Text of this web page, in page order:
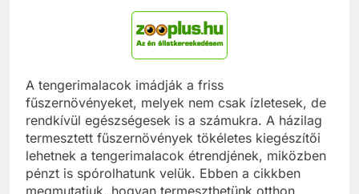
A tengerimalacok imádják a friss
fűszernövényeket, melyek nem csak ízletesek, de
rendkívül egészségesek is a számukra. A házilag
termesztett fűszernövények tökéletes kiegészítői
lehetnek a tengerimalacok étrendjének, miközben
pénzt is spórolhatunk velük. Ebben a cikkben